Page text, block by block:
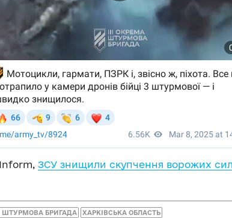
ЗСУ знищили скупчення ворожих сил
ШТУРМОВА БРИГАДА ХАРКІВСЬКА ОБЛАСТЬ